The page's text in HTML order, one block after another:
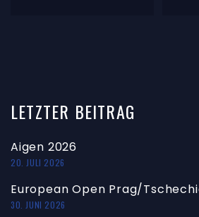
LETZTER BEITRAG
Aigen 2026
20. JULI 2026
European Open Prag/
30. JUNI 2026